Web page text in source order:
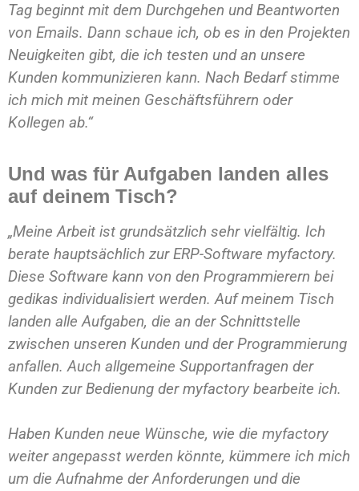
Tag beginnt mit dem Durchgehen und Beantworten
von Emails. Dann schaue ich, ob es in den Projekten
Neuigkeiten gibt, die ich testen und an unsere
Kunden kommunizieren kann. Nach Bedarf stimme
ich mich mit meinen Geschäftsführern oder
Kollegen ab.“
Und was für Aufgaben landen alles
auf deinem Tisch?
„Meine Arbeit ist grundsätzlich sehr vielfältig. Ich
berate hauptsächlich zur ERP-Software myfactory.
Diese Software kann von den Programmierern bei
gedikas individualisiert werden. Auf meinem Tisch
landen alle Aufgaben, die an der Schnittstelle
zwischen unseren Kunden und der Programmierung
anfallen. Auch allgemeine Supportanfragen der
Kunden zur Bedienung der myfactory bearbeite ich.
Haben Kunden neue Wünsche, wie die myfactory
weiter angepasst werden könnte, kümmere ich mich
um die Aufnahme der Anforderungen und die